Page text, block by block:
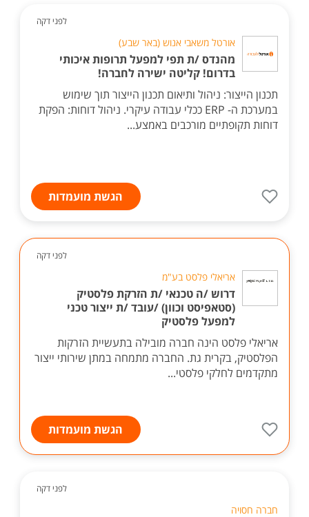
לפני דקה
אורטל משאבי אנוש (באר שבע)
מהנדס /ת תפי למפעל תרופות איכותי
בדרום! קליטה ישירה לחברה!
תכנון הייצור: ניהול ותיאום תכנון הייצור תוך שימוש
במערכת ה- ERP ככלי עבודה עיקרי. ניהול דוחות: הפקת
דוחות תקופתיים מורכבים באמצע...
הגשת מועמדות
לפני דקה
אריאלי פלסט בע"מ
דרוש /ה טכנאי /ת הזרקת פלסטיק
(סטאפיסט וכוון) /עובד /ת ייצור טכני
למפעל פלסטיק
אריאלי פלסט הינה חברה מובילה בתעשיית הזרקות
הפלסטיק, בקרית גת. החברה מתמחה במתן שירותי ייצור
מתקדמים לחלקי פלסטי...
הגשת מועמדות
לפני דקה
חברה חסויה